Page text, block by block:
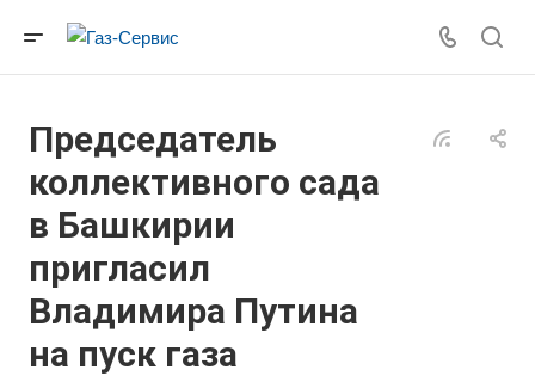
Председатель
коллективного сада
в Башкирии
пригласил
Владимира Путина
на пуск газа